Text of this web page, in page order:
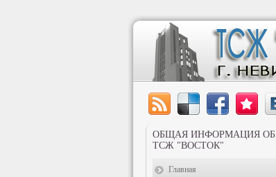
ОБЩАЯ ИНФОРМАЦИЯ ОБ
ТСЖ "ВОСТОК"
Главная